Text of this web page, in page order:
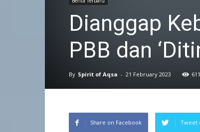
Dianggap
PBB dan
By Spirit of Aqsa - 21 February 2023 611
Share on Facebook Tweet